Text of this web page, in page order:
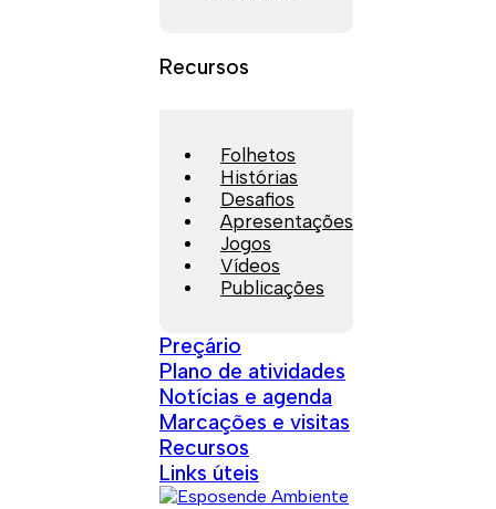
Recursos
Folhetos
Histórias
Desafios
Apresentações
Jogos
Vídeos
Publicações
Preçário
Plano de atividades
Notícias e agenda
Marcações e visitas
Recursos
Links úteis